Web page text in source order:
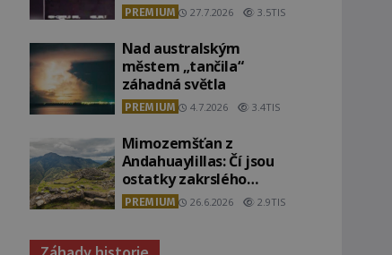
PREMIUM 27.7.2026 3.5TIS
Nad australským
městem „tančila“
záhadná světla
PREMIUM 4.7.2026 3.4TIS
Mimozemšťan z
Andahuaylillas: Čí jsou
ostatky zakrslého
stvoření s ohromnou
lebkou?
PREMIUM 26.6.2026 2.9TIS